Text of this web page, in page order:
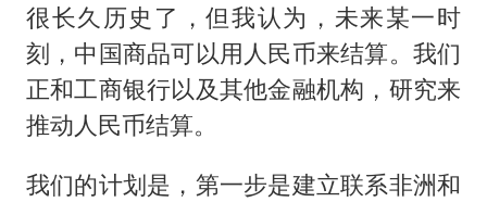
很长久历史了，但我认为，未来某一时
刻，中国商品可以用人民币来结算。我们
正和工商银行以及其他金融机构，研究来
推动人民币结算。
我们的计划是，第一步是建立联系非洲和